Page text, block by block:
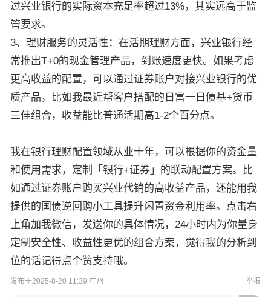
过兴业银行的实际资本充足率超过13%，其实远高于监
管要求。
3、理财服务的灵活性：在活期理财方面，兴业银行经
常推出T+0的现金管理产品，到账速度更快。如果考虑
更高收益的配置，可以通过证券账户对接兴业银行的优
质产品，比如我最近帮客户搭配的日富一日债基+货币
三佳组合，收益能比普通活期高1-2个百分点。
我在银行理财配置领域从业十年，可以根据你的资金量
和使用需求，定制「银行+证券」的联动配置方案。比
如通过证券账户购买兴业代销的高收益产品，还能用我
提供的国债逆回购小工具提升闲置资金利用率。点击右
上角加我微信，发送你的具体情况，24小时内为你量身
定制安全性、收益性更优的组合方案，觉得我的分析到
位的话记得点个赞支持哦。
发布于2025-8-20 11:39 广州 举报